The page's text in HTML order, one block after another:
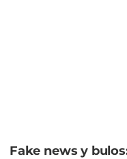
Fake news y